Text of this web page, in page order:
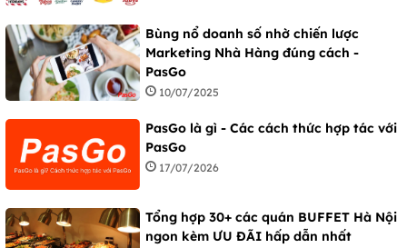
Bùng nổ doanh số nhờ chiến lược
Marketing Nhà Hàng đúng cách -
PasGo
10/07/2025
PasGo là gì - Các cách thức hợp tác với
PasGo
17/07/2026
Tổng hợp 30+ các quán BUFFET Hà Nội
ngon kèm ƯU ĐÃI hấp dẫn nhất